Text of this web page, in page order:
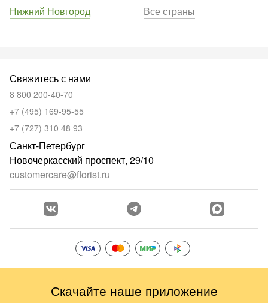
Нижний Новгород
Все страны
Свяжитесь с нами
8 800 200-40-70
+7 (495) 169-95-55
+7 (727) 310 48 93
Санкт-Петербург
Новочеркасский проспект, 29/10
customercare@florist.ru
Скачайте наше приложение